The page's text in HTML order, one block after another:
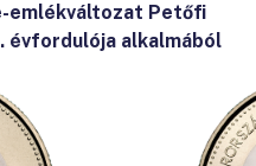
emlékváltozat Petőfi
évfordulója alkalmából